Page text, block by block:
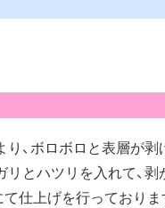
、ボロボロと表層が
とハツリを入れて、
て仕上げを行っておりま